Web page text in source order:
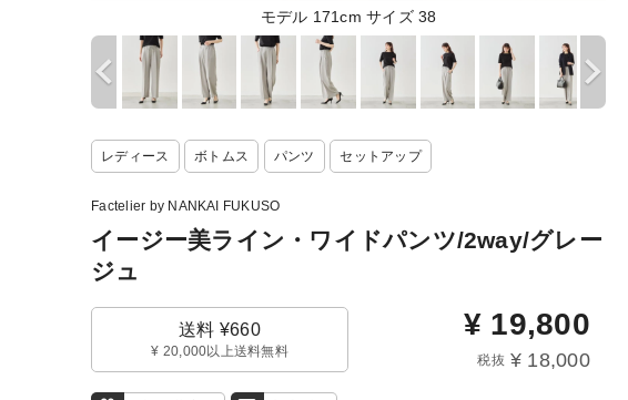
モデル 171cm サイズ 38
レディース ボトムス パンツ セットアップ
Factelier by NANKAI FUKUSO
イージー美ライン・ワイドパンツ/2way/グレー
ジュ
送料 ¥660
¥ 20,000以上送料無料
¥ 19,800
税抜 ¥ 18,000